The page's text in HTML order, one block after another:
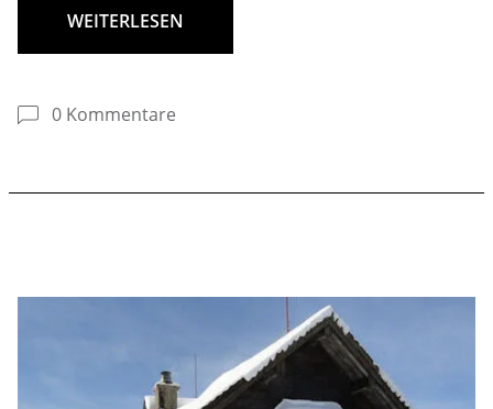
WEITERLESEN
0 Kommentare